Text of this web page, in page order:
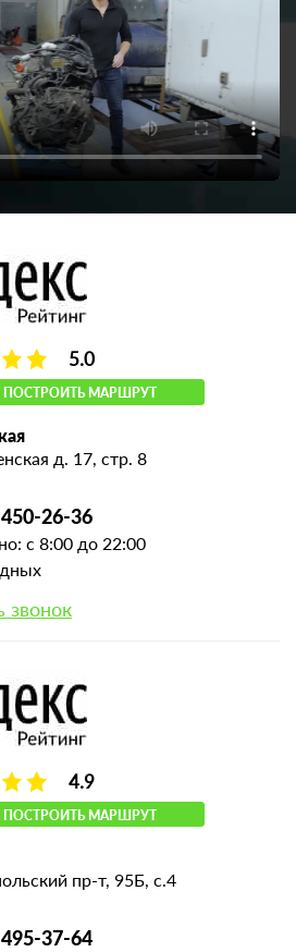
5.0
ПОСТРОИТЬ МАРШРУТ
д. 17, стр. 8
26-36
с 8:00 до 22:00
звонок
4.9
ПОСТРОИТЬ МАРШРУТ
пр-т, 95Б, с.4
37-64